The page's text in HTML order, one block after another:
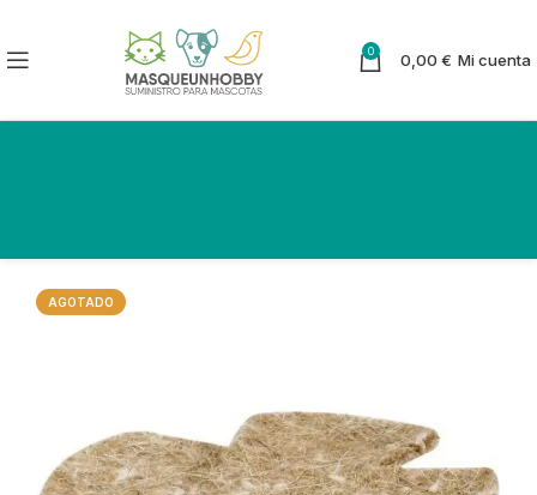
0 0,00 € Mi cuenta
AGOTADO